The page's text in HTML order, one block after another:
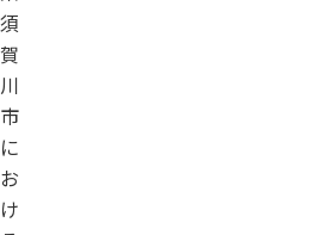
須
賀
川
市
に
お
け